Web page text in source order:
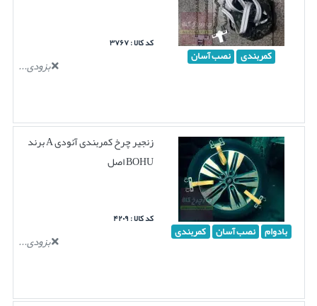
کمربندی نصب آسان
کد کالا : ۳۷۶۷
بزودی...
بادوام نصب آسان کمربندی
زنجیر چرخ کمربندی آئودی A برند
BOHU اصل
کد کالا : ۴۲۰۹
بزودی...